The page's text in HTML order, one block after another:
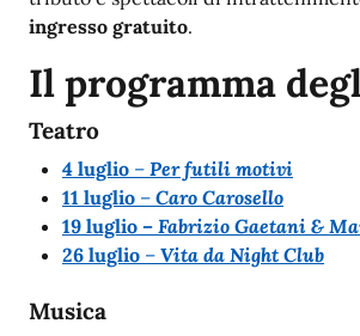
ingresso gratuito.
Il programma
Teatro
4 luglio – Per futili motivi
11 luglio – Caro Carosello
19 luglio – Fabrizio Gaetani &
26 luglio – Vita da Night Club
Musica